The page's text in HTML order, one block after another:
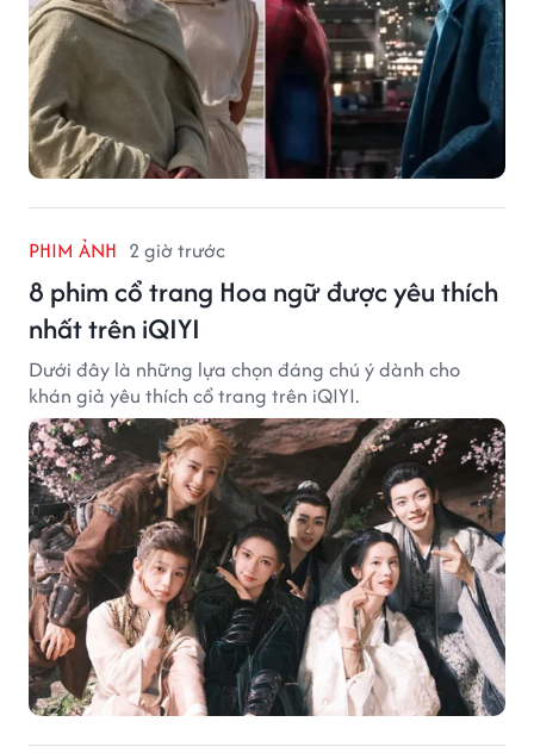
PHIM ẢNH 2 giờ trước
8 phim cổ trang Hoa ngữ được yêu thích
nhất trên iQIYI
Dưới đây là những lựa chọn đáng chú ý dành cho
khán giả yêu thích cổ trang trên iQIYI.